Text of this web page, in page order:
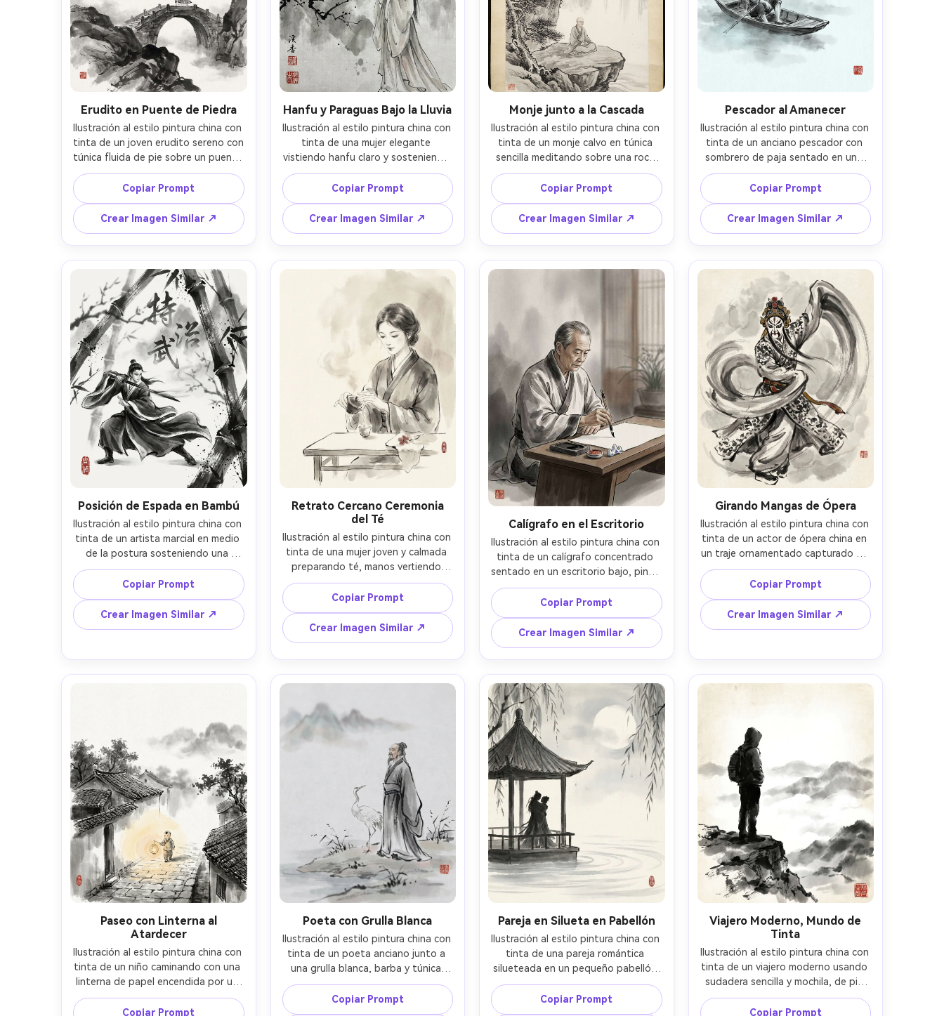
Erudito en Puente de Piedra
Ilustración al estilo pintura china con
tinta de un joven erudito sereno con
túnica fluida de pie sobre un puente
de piedra arqueado sobre un río
neblinoso, montañas distantes en
capas desvaneciéndose en lavados
gris claro, textura expresiva de
pincel seco en las rocas, degradados
suaves de tinta húmeda en el cielo,
fuerte espacio negativo, paleta
mínima con un pequeño sello rojo
mineral, composición tradicional
elegante, altamente detallada,
calidad de obra maestra, lente
85mm, poca profundidad de campo
--ar 4:5
Copiar Prompt
Crear Imagen Similar ↗
Hanfu y Paraguas Bajo la Lluvia
Ilustración al estilo pintura china con
tinta de una mujer elegante
vistiendo hanfu claro y sosteniendo
un paraguas de papel aceitado bajo
una suave lluvia, gotas de tinta
sugeridas con salpicaduras ligeras,
flores de ciruelo pintadas con
trazos caligráficos agudos, niebla
gris suave detrás, textura de papel
xuan, sutil acento rojo mineral en
labios y sello, ambiente poético y
calmado, hermoso equilibrio de
espacio negativo, lente 85mm, poca
profundidad de campo --ar 4:5
Copiar Prompt
Crear Imagen Similar ↗
Monje junto a la Cascada
Ilustración al estilo pintura china con
tinta de un monje calvo en túnica
sencilla meditando sobre una roca
plana al lado de una alta cascada,
agua representada con tinta diluida
y suave espacio negativo blanco,
pinos con agujas de pincel seco,
texturas de acantilado en lavados
superpuestos, ambiente tranquilo,
grano de papel xuan, pequeño sello
de cinabrio, composición vertical
tradicional tipo pergamino, lente
iluminación cinematográfica suave --
ar 4:5
Copiar Prompt
Crear Imagen Similar ↗
Pescador al Amanecer
Ilustración al estilo pintura china con
tinta de un anciano pescador con
sombrero de paja sentado en una
barca angosta al amanecer,
sosteniendo un largo palo, niebla
fluyendo alrededor, juncos distantes
sugeridos con rápidos trazos de
pincel, ondas sutiles en tinta pálida,
fuerte espacio negativo y ambiente
sereno, textura de papel xuan,
pequeño sello rojo mineral,
composición clásica shuimo, lente
85mm, poca profundidad de campo,
iluminación cinematográfica suave --
ar 4:5
Copiar Prompt
Crear Imagen Similar ↗
Posición de Espada en Bambú
Ilustración al estilo pintura china con
tinta de un artista marcial en medio
de la postura sosteniendo una
delgada espada en un bosque de
bambú, troncos de bambú pintados
con trazos caligráficos audaces y
textura de tinta rota, bordes de la
túnica en pincel seco, niebla
monocromática con pequeño sello
rojo, composición diagonal dinámica,
cinematográfica suave --ar 4:5
Copiar Prompt
Crear Imagen Similar ↗
Retrato Cercano Ceremonia
del Té
Ilustración al estilo pintura china con
tinta de una mujer joven y calmada
preparando té, manos vertiendo
suavemente desde un gaiwan a una
pequeña taza, vapor insinuado con
neblina de tinta tenue, mesa de
madera simple con mínimos trazos,
fondo suave con mucho espacio
ambiente íntimo y relajante, lente
iluminación cinematográfica suave --
ar 4:5
Copiar Prompt
Crear Imagen Similar ↗
Calígrafo en el Escritorio
Ilustración al estilo pintura china con
tinta de un calígrafo concentrado
sentado en un escritorio bajo, pincel
sobre papel de arroz, piedra de
tinta y pasta de sello a un lado,
manga extendida en lavados de
tinta diluida, fondo mínimo con
suaves degradados, textura clara de
papel xuan, pequeño sello de
cinabrio, atmósfera de estudio
refinado, composición equilibrada,
lente 85mm, poca profundidad de
campo, iluminación cinematográfica
suave --ar 4:5
Copiar Prompt
Crear Imagen Similar ↗
Girando Mangas de Ópera
Ilustración al estilo pintura china con
tinta de un actor de ópera china en
un traje ornamentado capturado en
un giro de mangas, maquillaje facial
simplificado con audaces líneas de
tinta, patrones insinuados en el
traje con texturas de tinta rota,
movimiento mostrado con arcos de
vacío, sutiles toques rojos minerales
y sello, energía dramática de
escenario en estilo tradicional de
Copiar Prompt
Crear Imagen Similar ↗
Paseo con Linterna al
Atardecer
Ilustración al estilo pintura china con
tinta de un niño caminando con una
linterna de papel encendida por un
callejón tranquilo, luz de linterna
insinuada con un suave lavado cálido
Copiar Prompt
Poeta con Grulla Blanca
Ilustración al estilo pintura china con
tinta de un poeta anciano junto a
una grulla blanca, barba y túnica
dibujadas con líneas caligráficas
expresivas, plumas de grulla
insinuadas con pincel seco, juncos
Copiar Prompt
Pareja en Silueta en Pabellón
Ilustración al estilo pintura china con
tinta de una pareja romántica
silueteada en un pequeño pabellón
junto al río, túnicas fluyendo
suavemente, ramas de sauce
pintadas con gotas de tinta diluida,
Copiar Prompt
Viajero Moderno, Mundo de
Tinta
Ilustración al estilo pintura china con
tinta de un viajero moderno usando
sudadera sencilla y mochila, de pie
en el borde de un acantilado
mirando hacia montañas de tinta
Copiar Prompt